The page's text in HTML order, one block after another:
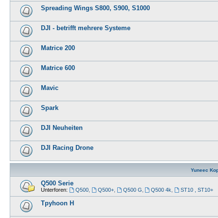
Spreading Wings S800, S900, S1000
DJI - betrifft mehrere Systeme
Matrice 200
Matrice 600
Mavic
Spark
DJI Neuheiten
DJI Racing Drone
Yuneec
Q500 Serie
Unterforen: Q500, Q500+, Q500 G Q500 4k ST10 , ST10+
Tpyhoon H